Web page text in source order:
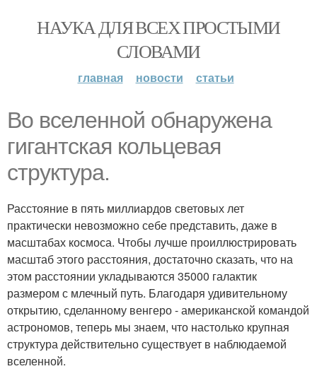
НАУКА ДЛЯ ВСЕХ ПРОСТЫМИ
СЛОВАМИ
главная новости статьи
Во вселенной обнаружена
гигантская кольцевая
структура.
Расстояние в пять миллиардов световых лет
практически невозможно себе представить, даже в
масштабах космоса. Чтобы лучше проиллюстрировать
масштаб этого расстояния, достаточно сказать, что на
этом расстоянии укладываются 35000 галактик
размером с млечный путь. Благодаря удивительному
открытию, сделанному венгеро - американской командой
астрономов, теперь мы знаем, что настолько крупная
структура действительно существует в наблюдаемой
вселенной.